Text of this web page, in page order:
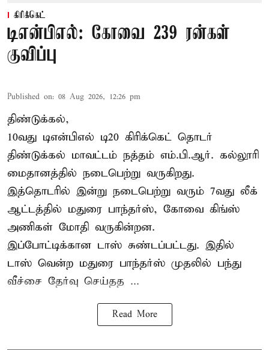
கிரிக்கெட்
டிஎன்பிஎல்: கோவை 239 ரன்கள்
குவிப்பு
Published on: 08 Aug 2026, 12:26 pm
திண்டுக்கல்,
10வது டிஎன்பிஎல் டி20 கிரிக்கெட் தொடர்
திண்டுக்கல் மாவட்டம் நத்தம் எம்.பி.ஆர். கல்லூரி
மைதானத்தில் நடைபெற்று வருகிறது.
இத்தொடரில் இன்று நடைபெற்று வரும் 7வது லீக்
ஆட்டத்தில் மதுரை பாந்தர்ஸ், கோவை கிங்ஸ்
அணிகள் மோதி வருகின்றன.
இப்போட்டிக்கான டாஸ் சுண்டப்பட்டது. இதில்
டாஸ் வென்ற மதுரை பாந்தர்ஸ் முதலில் பந்து
வீச்சை தேர்வு செய்தத ...
Read More